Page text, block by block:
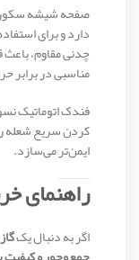
صفحه شیشه
دارد و برای
چدنی مقاوم،
مناسبی در برابر
فندک اتوماتیک
کردن سریع شعله
ایمن‌تر می‌سازد.
راهنمای
اگر به دنبال یک